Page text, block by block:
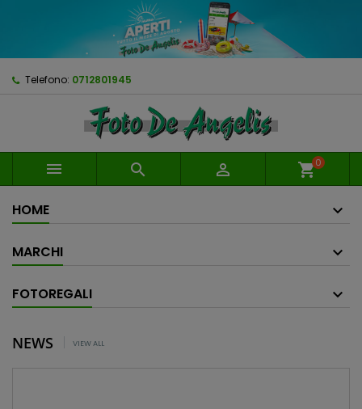
Telefono: 0712801945
   shopping_cart0
HOME
MARCHI
FOTOREGALI
NEWS VIEW ALL